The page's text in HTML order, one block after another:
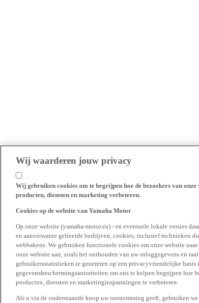
Wij waarderen jouw privacy
Wij gebruiken cookies om te begrijpen hoe de bezoekers van
producten, diensten en marketing verbeteren.
Cookies op de website van Yamaha Motor
Op onze website (yamaha-motor.eu) - en eventuele lokale versies
en aanverwante gelieerde bedrijven, cookies, inclusief technieken
webbakens. We gebruiken functionele cookies om onze website
onze website aan, zoals het onthouden van uw inloggegevens en
gebruikersstatistieken te genereren op een privacyvriendelijke
gegevensbeschermingsautoriteiten om ons te helpen begrijpen hoe
producten, diensten en marketinginspanningen te verbeteren.
Als u via de onderstaande knop uw toestemming geeft, gebruiken